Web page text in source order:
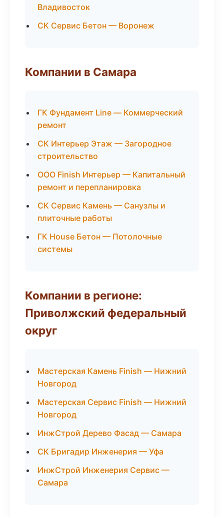
Владивосток
СК Сервис Бетон — Воронеж
Компании в Самара
ГК Фундамент Line — Коммерческий
ремонт
СК Интерьер Этаж — Загородное
строительство
ООО Finish Интерьер — Капитальный
ремонт и перепланировка
СК Сервис Камень — Санузлы и
плиточные работы
ГК House Бетон — Потолочные
системы
Компании в регионе:
Приволжский федеральный
округ
Мастерская Камень Finish — Нижний
Новгород
Мастерская Сервис Finish — Нижний
Новгород
ИнжСтрой Дерево Фасад — Самара
СК Бригадир Инженерия — Уфа
ИнжСтрой Инженерия Сервис —
Самара